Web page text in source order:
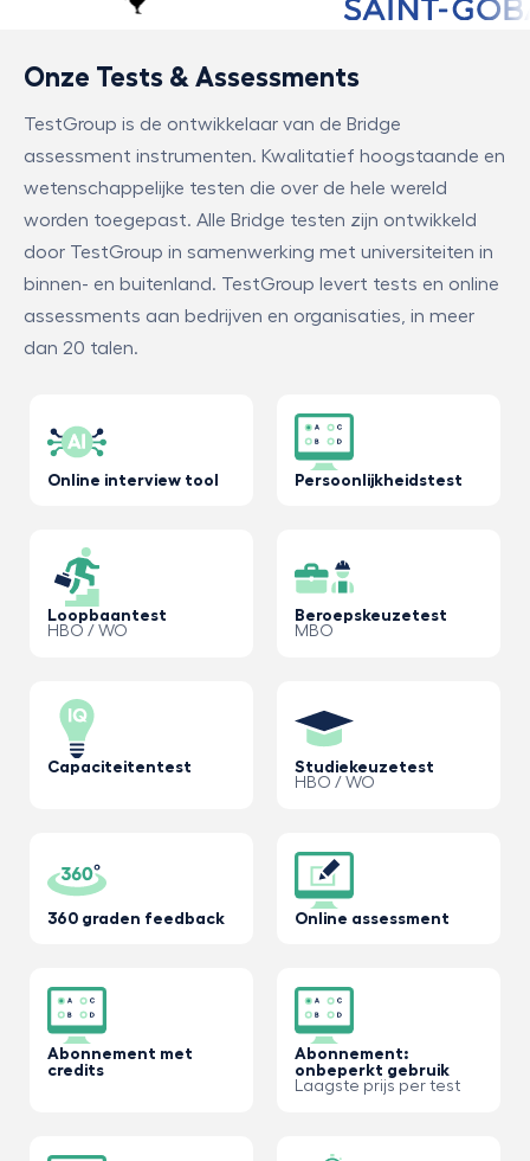
Onze Tests & Assessments
TestGroup is de ontwikkelaar van de Bridge
assessment instrumenten. Kwalitatief hoogstaande en
wetenschappelijke testen die over de hele wereld
worden toegepast. Alle Bridge testen zijn ontwikkeld
door TestGroup in samenwerking met universiteiten in
binnen- en buitenland. TestGroup levert tests en online
assessments aan bedrijven en organisaties, in meer
dan 20 talen.
Online interview tool Persoonlijkheidstest
Loopbaantest
HBO / WO
Beroepskeuzetest
MBO
Capaciteitentest
Studiekeuzetest
HBO / WO
360 graden feedback Online assessment
Abonnement met
credits
Abonnement:
onbeperkt gebruik
Laagste prijs per test